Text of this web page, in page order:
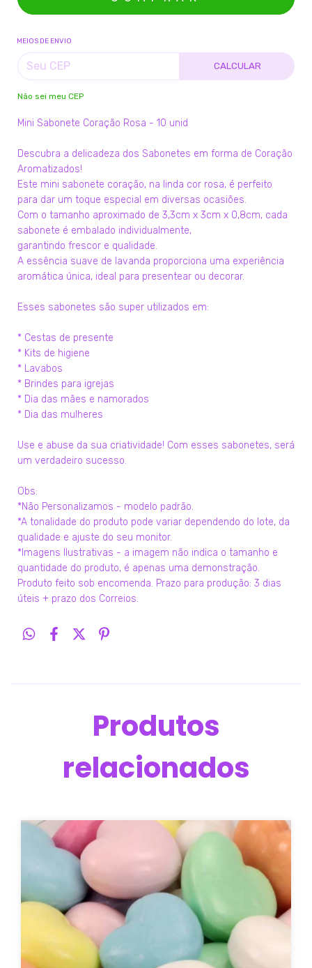
MEIOS DE ENVIO
CALCULAR
Não sei meu CEP
Mini Sabonete Coração Rosa - 10 unid
Descubra a delicadeza dos Sabonetes em forma de Coração
Aromatizados!
Este mini sabonete coração, na linda cor rosa, é perfeito
para dar um toque especial em diversas ocasiões.
Com o tamanho aproximado de 3,3cm x 3cm x 0,8cm, cada
sabonete é embalado individualmente,
garantindo frescor e qualidade.
A essência suave de lavanda proporciona uma experiência
aromática única, ideal para presentear ou decorar.
Esses sabonetes são super utilizados em:
* Cestas de presente
* Kits de higiene
* Lavabos
* Brindes para igrejas
* Dia das mães e namorados
* Dia das mulheres
Use e abuse da sua criatividade! Com esses sabonetes, será
um verdadeiro sucesso.
Obs:
*Não Personalizamos - modelo padrão.
*A tonalidade do produto pode variar dependendo do lote, da
qualidade e ajuste do seu monitor.
*Imagens Ilustrativas - a imagem não indica o tamanho e
quantidade do produto, é apenas uma demonstração.
Produto feito sob encomenda. Prazo para produção: 3 dias
úteis + prazo dos Correios.
Produtos
relacionados